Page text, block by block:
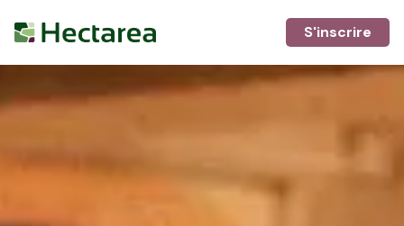
S'inscrire